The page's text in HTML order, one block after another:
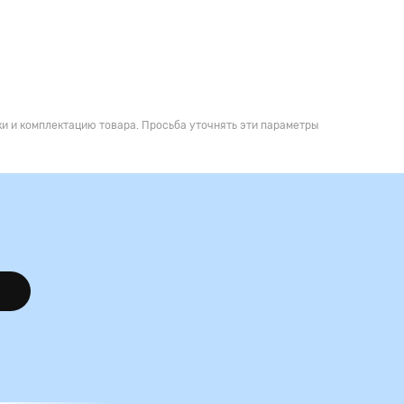
и комплектацию товара. Просьба уточнять эти параметры